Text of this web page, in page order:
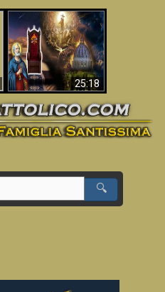
25:18
La Bibbia ha previsto
70 anni senza Papa?
🔍